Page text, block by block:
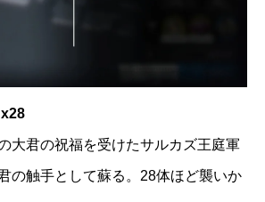
大君の祝福を受けたサルカズ王庭軍
の触手として蘇る。28体ほど襲いか